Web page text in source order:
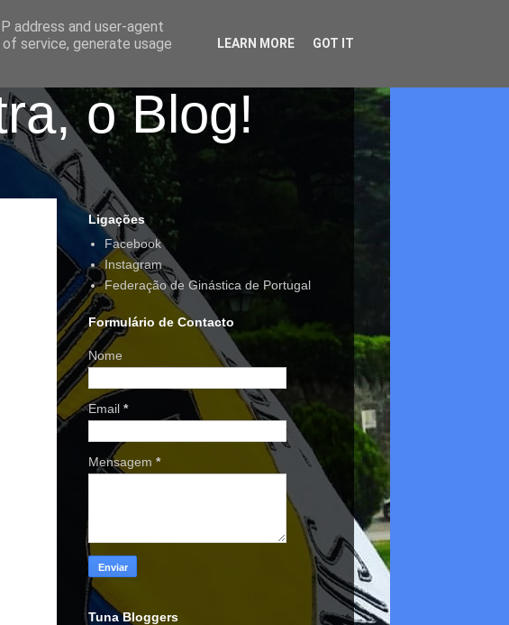
o Blog!
Ligações
Facebook
Instagram
Federação de Ginástica de Portugal
Formulário de Contacto
Nome
Email *
Mensagem *
Tuna Bloggers
address and user-agent
service, generate usage
LEARN MORE GOT IT